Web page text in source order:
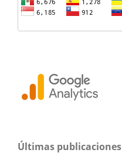
Últimas publicaciones